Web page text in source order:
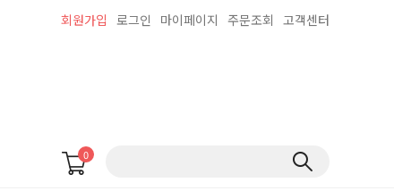
회원가입 로그인 마이페이지 주문조회 고객센터
0